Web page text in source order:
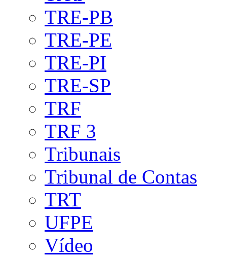
TRE-PB
TRE-PE
TRE-PI
TRE-SP
TRF
TRF 3
Tribunais
Tribunal de Contas
TRT
UFPE
Vídeo